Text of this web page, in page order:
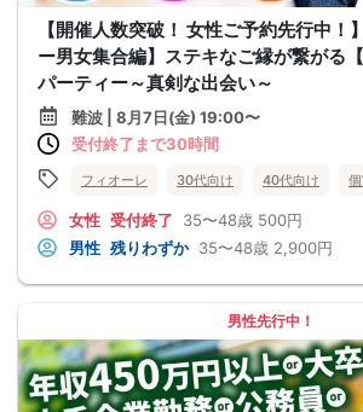
【開催人数突破！ 女性ご予約先行中！
ー男女集合編】ステキなご縁が繋がる
パーティー～真剣な出会い～
難波 | 8月7日(金) 19:00〜
受付終了まで30時間
フィオーレ 30代向け 40代向け
女性 受付終了 35〜48歳 500円
男性 残りわずか 35〜48歳 2,900円
男性先行中！